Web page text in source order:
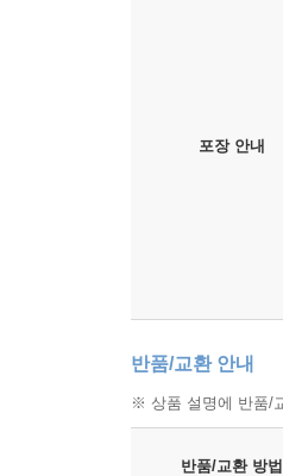
포장 안내
반품/교환 안내
※ 상품 설명에 반품/
반품/교환 방법